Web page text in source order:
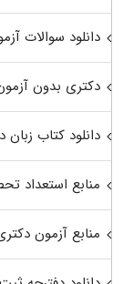
دانلود سوالات
دکتری بدون
دانلود کتاب زبان
منابع استعداد
منابع آزمون